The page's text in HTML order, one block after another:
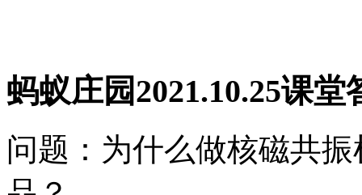
蚂蚁庄园2021.10.25课堂
问题：为什么做核磁共